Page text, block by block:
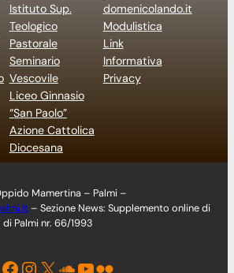
Istituto Sup.
Teologico
Pastorale
Seminario
Vescovile
Liceo Ginnasio
“San Paolo”
Azione Cattolica
Diocesana
domenicolando.it
Modulistica
Link
Informativa
Privacy
Mamertina – Palmi –
– Sezione News: Supplemento online di
Palmi nr. 66/1993
Facebook Instagram X Soundcloud YouTube Flickr